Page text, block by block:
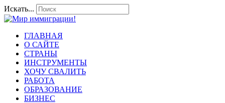
Искать...
ГЛАВНАЯ
О САЙТЕ
СТРАНЫ
ИНСТРУМЕНТЫ
ХОЧУ СВАЛИТЬ
РАБОТА
ОБРАЗОВАНИЕ
БИЗНЕС